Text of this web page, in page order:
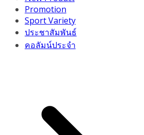
Promotion
Sport Variety
ประชาสัมพันธ์
คอลัมน์ประจำ